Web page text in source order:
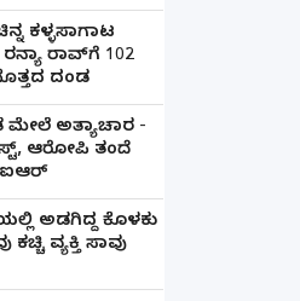
ಕಳ್ಳಸಾಗಾಟ
ರಾವ್‌ಗೆ 102
ದಂಡ
ಮೇಲೆ ಅತ್ಯಾಚಾರ -
ಆರೋಪಿ ತಂದೆ
ಅಡಗಿದ್ದ ಕೊಳಕು
ವ್ಯಕ್ತಿ ಸಾವು